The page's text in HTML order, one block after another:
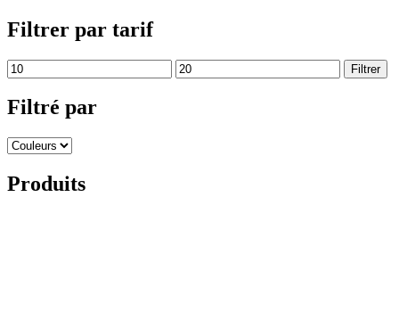
Filtrer par tarif
Filtrer
Filtré par
Produits